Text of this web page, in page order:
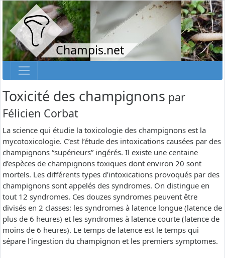
Champis.net
Toxicité des champignons par
Félicien Corbat
La science qui étudie la toxicologie des champignons est la
mycotoxicologie. C’est l’étude des intoxications causées par des
champignons “supérieurs” ingérés. Il existe une centaine
d’espèces de champignons toxiques dont environ 20 sont
mortels. Les différents types d’intoxications provoqués par des
champignons sont appelés des syndromes. On distingue en
tout 12 syndromes. Ces douzes syndromes peuvent être
divisés en 2 classes: les syndromes à latence longue (latence de
plus de 6 heures) et les syndromes à latence courte (latence de
moins de 6 heures). Le temps de latence est le temps qui
sépare l’ingestion du champignon et les premiers symptomes.